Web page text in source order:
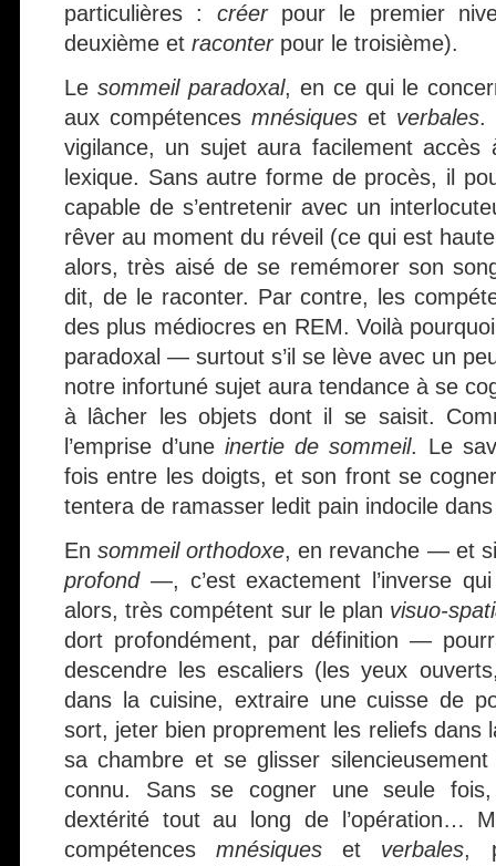
particulières : créerpour le premier
deuxième et raconterpour le troisième).
Le sommeil paradoxal, en ce qui le
aux compétences mnésiqueset verbales.
vigilance, un sujet aura facilement
lexique. Sans autre forme de procès, il
capable de s’entretenir avec un
rêver au moment du réveil (ce qui est
alors, très aisé de se remémorer son
dit, de le raconter. Par contre, les
des plus médiocres en REM. Voilà
paradoxal — surtout s’il se lève avec un
notre infortuné sujet aura tendance à se
à lâcher les objets dont il se saisit.
l’emprise d’uneinertie de sommeil. Le
fois entre les doigts, et son front se
tentera de ramasser ledit pain indocile
Ensommeil orthodoxe, en revanche — et
profond—, c’est exactement l’inverse
alors, très compétent sur le plan visuo-
dort profondément, par définition —
descendre les escaliers (les yeux
dans la cuisine, extraire une cuisse de
sort, jeter bien proprement les reliefs dans
sa chambre et se glisser
connu. Sans se cogner une seule
dextérité tout au long de l’opération…
compétencesmnésiques et verbales,